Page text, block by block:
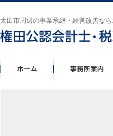
太田市周辺の事業承継・経営改善なら